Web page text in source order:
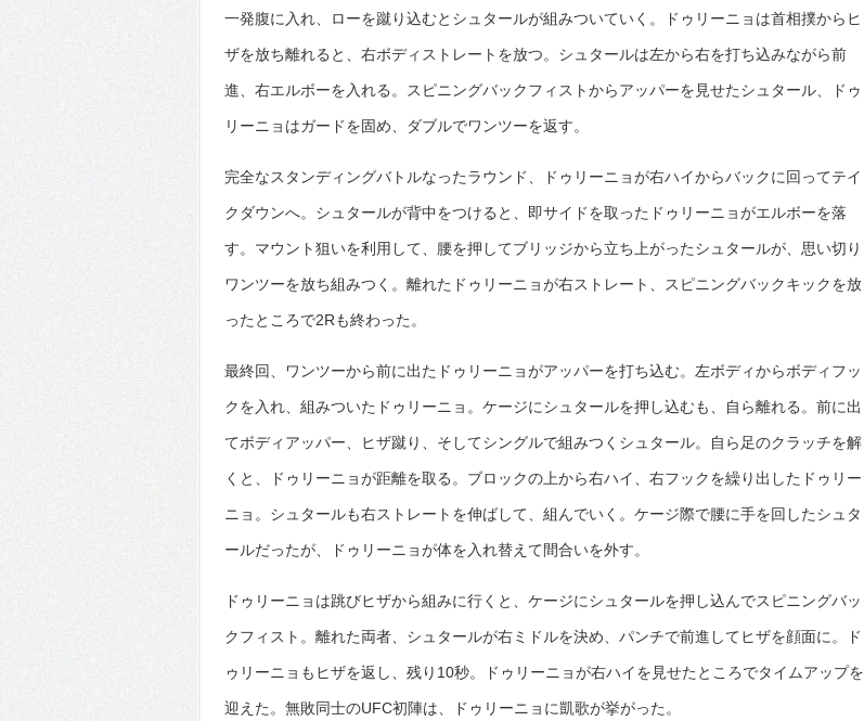
一発腹に入れ、ローを蹴り込むとシュタールが組みついていく。ドゥリーニョは首相撲からヒ
ザを放ち離れると、右ボディストレートを放つ。シュタールは左から右を打ち込みながら前
進、右エルボーを入れる。スピニングバックフィストからアッパーを見せたシュタール、ドゥ
リーニョはガードを固め、ダブルでワンツーを返す。
完全なスタンディングバトルなったラウンド、ドゥリーニョが右ハイからバックに回ってテイ
クダウンへ。シュタールが背中をつけると、即サイドを取ったドゥリーニョがエルボーを落
す。マウント狙いを利用して、腰を押してブリッジから立ち上がったシュタールが、思い切り
ワンツーを放ち組みつく。離れたドゥリーニョが右ストレート、スピニングバックキックを放
ったところで2Rも終わった。
最終回、ワンツーから前に出たドゥリーニョがアッパーを打ち込む。左ボディからボディフッ
クを入れ、組みついたドゥリーニョ。ケージにシュタールを押し込むも、自ら離れる。前に出
てボディアッパー、ヒザ蹴り、そしてシングルで組みつくシュタール。自ら足のクラッチを解
くと、ドゥリーニョが距離を取る。ブロックの上から右ハイ、右フックを繰り出したドゥリー
ニョ。シュタールも右ストレートを伸ばして、組んでいく。ケージ際で腰に手を回したシュタ
ールだったが、ドゥリーニョが体を入れ替えて間合いを外す。
ドゥリーニョは跳びヒザから組みに行くと、ケージにシュタールを押し込んでスピニングバッ
クフィスト。離れた両者、シュタールが右ミドルを決め、パンチで前進してヒザを顔面に。ド
ゥリーニョもヒザを返し、残り10秒。ドゥリーニョが右ハイを見せたところでタイムアップを
迎えた。無敗同士のUFC初陣は、ドゥリーニョに凱歌が挙がった。